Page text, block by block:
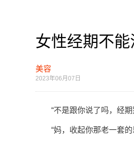
女性经期不
美容
2023年06月07日
“不是跟你说了吗，经期
“妈，收起你那老一套的